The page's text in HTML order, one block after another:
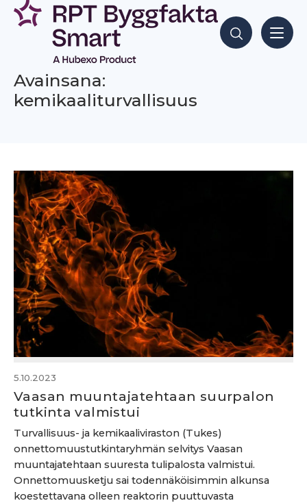
Siirry
sisältöön
Hae sisältöjä
Avainsana:
kemikaaliturvallisuus
5.10.2023
Vaasan muuntajatehtaan suurpalon
tutkinta valmistui
Turvallisuus- ja kemikaaliviraston (Tukes)
onnettomuustutkintaryhmän selvitys Vaasan
muuntajatehtaan suuresta tulipalosta valmistui.
Onnettomuusketju sai todennäköisimmin alkunsa
koestettavana olleen reaktorin puuttuvasta